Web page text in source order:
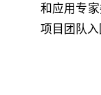
和应用专
项目团队